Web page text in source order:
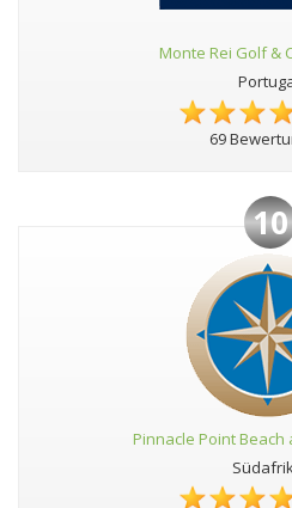
Monte Rei Golf &
69
10
Pinnacle Point